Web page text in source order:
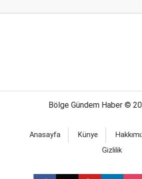
Bölge Gündem Haber ©
Anasayfa Künye
Gizlilik